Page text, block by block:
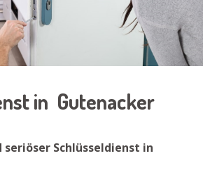
in Gutenacker
Schlüsseldienst in